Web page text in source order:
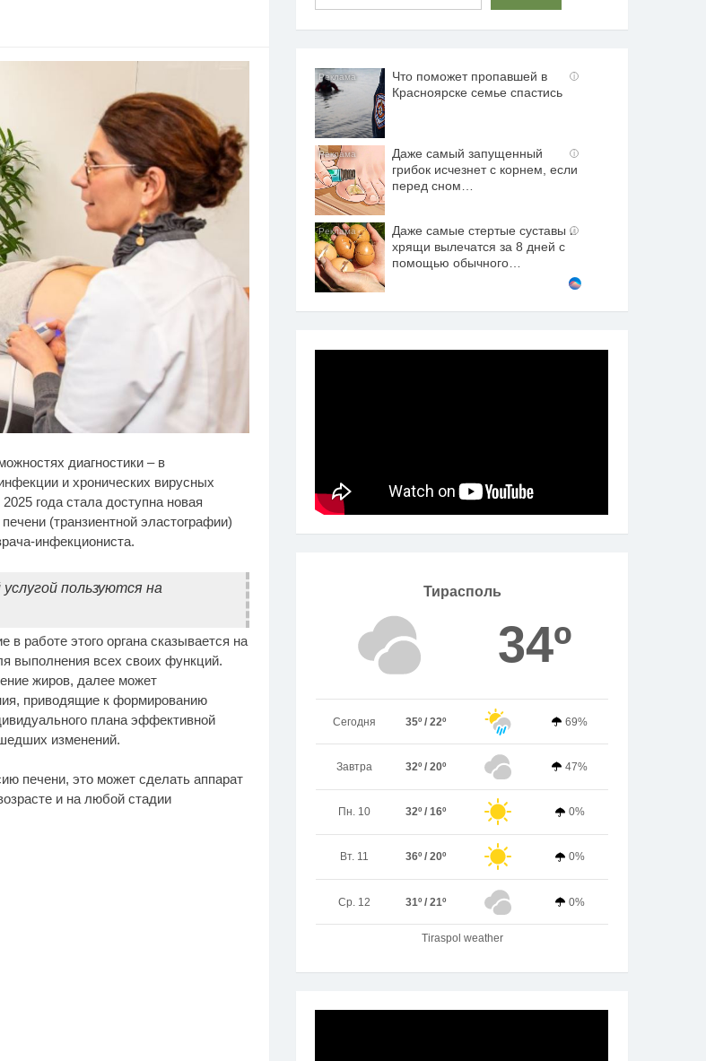
диагностики – в
и хронических вирусных
года стала доступна новая
(транзиентной эластографии)
инфекциониста.
пользуются на
работе этого органа сказывается на
выполнения всех своих функций.
жиров, далее может
приводящие к формированию
плана эффективной
изменений.
печени, это может сделать аппарат
и на любой стадии
i
Что поможет пропавшей в
Красноярске семье спастись
i
Даже самый запущенный
грибок исчезнет с корнем, если
перед сном…
i
Даже самые стертые суставы и
хрящи вылечатся за 8 дней с
помощью обычного…
Тирасполь
34º
Сегодня 35º / 22º 69%
Завтра 32º / 20º 47%
Пн. 10 32º / 16º 0%
Вт. 11 36º / 20º 0%
Ср. 12 31º / 21º 0%
Tiraspol weather
будете смеяться долго